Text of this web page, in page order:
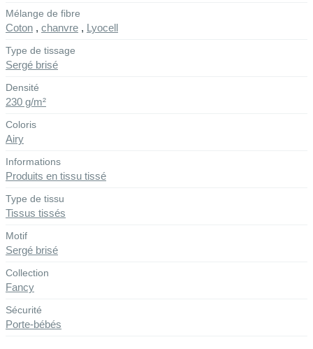
Mélange de fibre
Coton , chanvre , Lyocell
Type de tissage
Sergé brisé
Densité
230 g/m²
Coloris
Airy
Informations
Produits en tissu tissé
Type de tissu
Tissus tissés
Motif
Sergé brisé
Collection
Fancy
Sécurité
Porte-bébés